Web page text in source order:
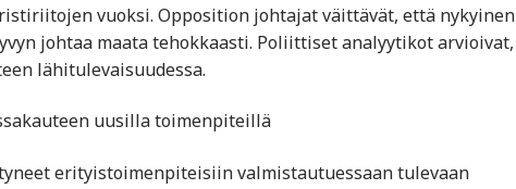
vuoksi. Opposition johtajat väittävät, että nykyinen
johtaa maata tehokkaasti. Poliittiset analyytikot arvioivat,
lähitulevaisuudessa.
uusilla toimenpiteillä
erityistoimenpiteisiin valmistautuessaan tulevaan